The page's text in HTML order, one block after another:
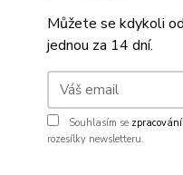
Můžete se kdykoli
jednou za 14 dní.
Souhlasím se
rozesílky newsletteru.